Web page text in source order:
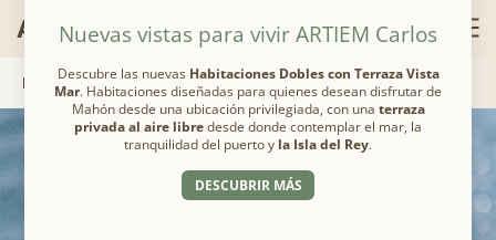
HomeHabitacionesWellnessDeporteGastronomíaGalería
ARTIEM CARLOS